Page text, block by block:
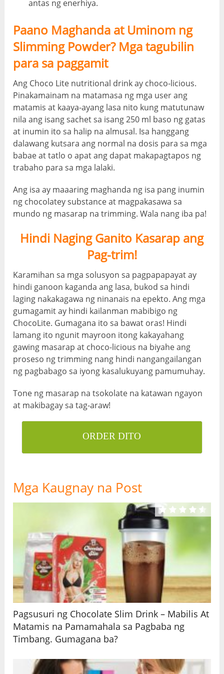
antas ng enerhiya.
Paano Maghanda at Uminom ng
Slimming Powder? Mga tagubilin
para sa paggamit
Ang Choco Lite nutritional drink ay choco-licious.
Pinakamainam na matamasa ng mga user ang
matamis at kaaya-ayang lasa nito kung matutunaw
nila ang isang sachet sa isang 250 ml baso ng gatas
at inumin ito sa halip na almusal. Isa hanggang
dalawang kutsara ang normal na dosis para sa mga
babae at tatlo o apat ang dapat makapagtapos ng
trabaho para sa mga lalaki.
Ang isa ay maaaring maghanda ng isa pang inumin
ng chocolatey substance at magpakasawa sa
mundo ng masarap na trimming. Wala nang iba pa!
Hindi Naging Ganito Kasarap ang
Pag-trim!
Karamihan sa mga solusyon sa pagpapapayat ay
hindi ganoon kaganda ang lasa, bukod sa hindi
laging nakakagawa ng ninanais na epekto. Ang mga
gumagamit ay hindi kailanman mabibigo ng
ChocoLite. Gumagana ito sa bawat oras! Hindi
lamang ito ngunit mayroon itong kakayahang
gawing masarap at choco-licious na biyahe ang
proseso ng trimming nang hindi nangangailangan
ng pagbabago sa iyong kasalukuyang pamumuhay.
Tone ng masarap na tsokolate na katawan ngayon
at makibagay sa tag-araw!
ORDER DITO
Mga Kaugnay na Post
Pagsusuri ng Chocolate Slim Drink – Mabilis At
Matamis na Pamamahala sa Pagbaba ng
Timbang. Gumagana ba?